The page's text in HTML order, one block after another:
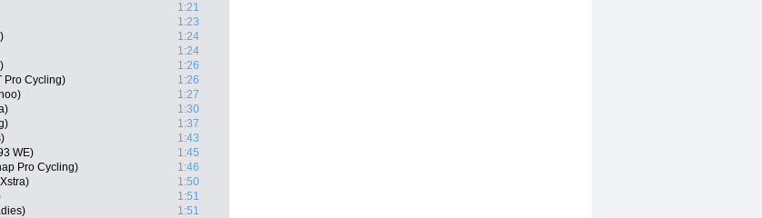
1:21
1:23
1:24
1:24
1:26
Pro Cycling)
1:26
1:27
1:30
1:37
1:43
WE)
1:45
Pro Cycling)
1:46
1:50
1:51
1:51